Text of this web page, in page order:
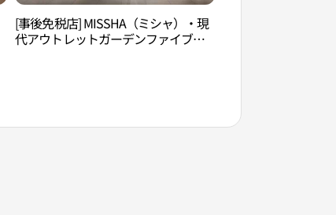
[事後免税店] MISSHA（ミシャ）・現
代アウトレットガーデンファイブ店